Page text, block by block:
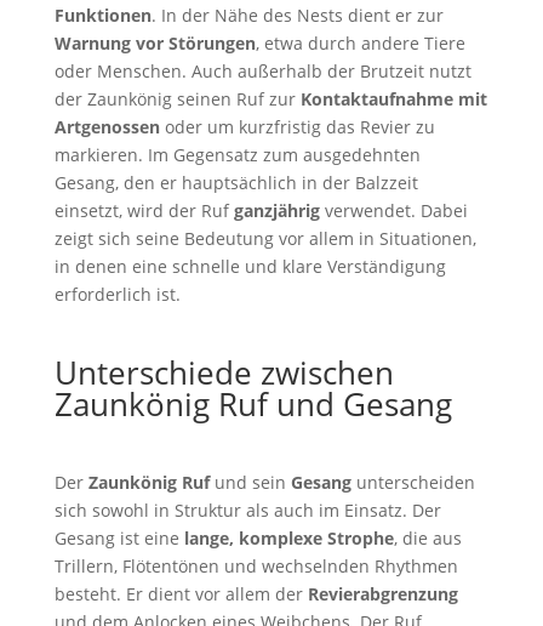
Funktionen. In der Nähe des Nests dient er zur
Warnung vor Störungen, etwa durch andere Tiere
oder Menschen. Auch außerhalb der Brutzeit nutzt
der Zaunkönig seinen Ruf zur Kontaktaufnahme mit
Artgenossenoder um kurzfristig das Revier zu
markieren. Im Gegensatz zum ausgedehnten
Gesang, den er hauptsächlich in der Balzzeit
einsetzt, wird der Rufganzjährigverwendet. Dabei
zeigt sich seine Bedeutung vor allem in Situationen,
in denen eine schnelle und klare Verständigung
erforderlich ist.
Unterschiede zwischen
Zaunkönig Ruf und Gesang
Der Zaunkönig Rufund sein Gesangunterscheiden
sich sowohl in Struktur als auch im Einsatz. Der
Gesang ist eine lange, komplexe Strophe, die aus
Trillern, Flötentönen und wechselnden Rhythmen
besteht. Er dient vor allem der Revierabgrenzung